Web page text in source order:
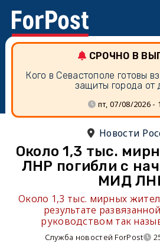
СРОЧНО В
Кого в Севастополе готовы
защиты города от
пт, 07/08/2026 -
Новости
Около 1,3 тыс.
ЛНР погибли с
МИД
Около 1,3 тыс. мирных
результате
руководством так
Служба новостей ForPost